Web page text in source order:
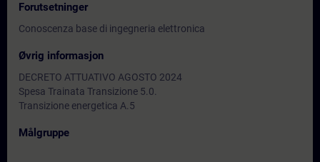
Forutsetninger
Conoscenza base di ingegneria elettronica
Øvrig informasjon
DECRETO ATTUATIVO AGOSTO 2024
Spesa Trainata Transizione 5.0.
Transizione energetica A.5
Målgruppe